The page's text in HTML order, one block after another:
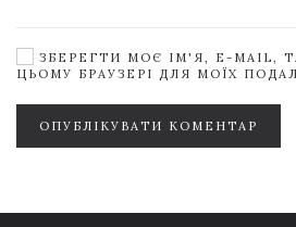
ЗБЕРЕГТИ МОЄ ІМ'Я, E-MAIL,
ЦЬОМУ БРАУЗЕРІ ДЛЯ МОЇХ
ОПУБЛІКУВАТИ КОМЕНТАР